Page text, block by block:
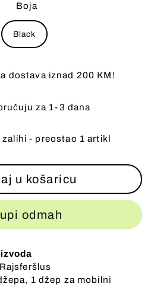
Boja
Black
dostava iznad 200 KM!
za 1-3 dana
zalihi - preostao 1 artikl
u košaricu
odmah
Rajsferšlus
1 džep za mobilni